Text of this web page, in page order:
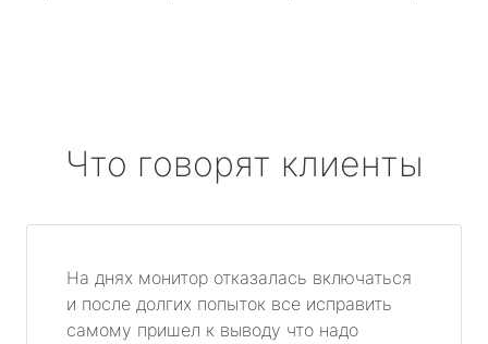
Что говорят клиенты
На днях монитор отказалась включаться
и после долгих попыток все исправить
самому пришел к выводу что надо